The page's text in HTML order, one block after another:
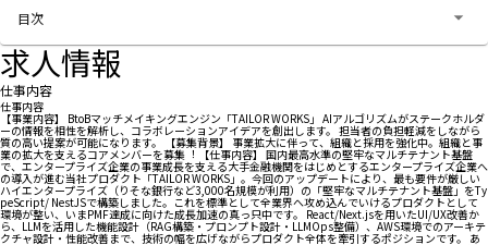
目次
求人情報
仕事内容
仕事内容
【事業内容】 BtoBマッチメイキングエンジン「TAILOR WORKS」 AIアルゴリズムがステークホルダ
ーの情報を相性を解析し、コラボレーションアイデアを創出します。 担当者の負担軽減をしながら
質の⾼い提案が可能になります。 【募集背景】 事業拡⼤に伴って、組織と採⽤を強化中。組織と事
業の拡⼤を⽀えるコアメンバーを募集︕ 【仕事内容】 国内最⾼⽔準の堅牢なマルチテナント基盤
で、エンタープライズ企業の事業成⻑を⽀える⼤⼿⾦融機関をはじめとするエンタープライズ企業へ
の導⼊が進む当社プロダクト「TAILOR WORKS」。今回のアップデートにより、最も要件が厳しい
ハイエンタープライズ（りそな銀⾏など3,000名規模が利⽤）の「堅牢なマルチテナント基盤」をTy
peScript/ NestJSで構築しました。これを標準として全業界へ攻め込んでいけるプロダクトとして
環境が整い、いまPMF達成に向けた成⻑加速の真っ只中です。 React/Next.jsを⽤いたUI/UX改善か
ら、LLMを活⽤した機能設計（RAG構築・プロンプト設計・LLMOps整備）、AWS環境でのアーキテ
クチャ設計・性能改善まで、技術の幅を広げながらプロダクト全体を牽引するポジションです。 あ